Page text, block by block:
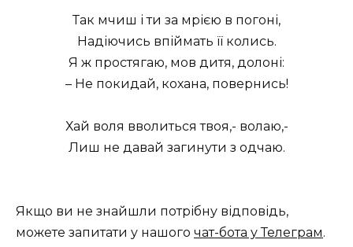
Так мчиш і ти за мрією в погоні,
Надіючись впіймать її колись.
Я ж простягаю, мов дитя, долоні:
– Не покидай, кохана, повернись!
Хай воля вволиться твоя,- волаю,-
Лиш не давай загинути з одчаю.
Якщо ви не знайшли потрібну відповідь,
можете запитати у нашого чат-бота у Телеграм.